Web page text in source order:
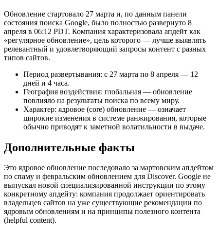
Обновление стартовало 27 марта и, по данным панели
состояния поиска Google, было полностью развернуто 8
апреля в 06:12 PDT. Компания характеризовала апдейт как
«регулярное обновление», цель которого — лучше выявлять
релевантный и удовлетворяющий запросы контент с разных
типов сайтов.
Период развертывания: с 27 марта по 8 апреля — 12
дней и 4 часа.
География воздействия: глобальная — обновление
повлияло на результаты поиска по всему миру.
Характер: ядровое (core) обновление — означает
широкие изменения в системе ранжирования, которые
обычно приводят к заметной волатильности в выдаче.
Дополнительные факты
Это ядровое обновление последовало за мартовским апдейтом
по спаму и февральским обновлением для Discover. Google не
выпускал новой специализированной инструкции по этому
конкретному апдейту: компания продолжает ориентировать
владельцев сайтов на уже существующие рекомендации по
ядровым обновлениям и на принципы полезного контента
(helpful content).